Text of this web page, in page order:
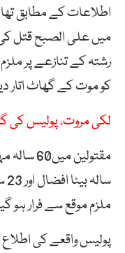
اطلاعات کے مطابق
میں علی الصبح قتل
رشتہ کے تنازعے پر
کو موت کے گھاٹ اتار
لکی مروت، پولیس کی
ملزم موقع سے فرار ہو
پولیس واقعے کی